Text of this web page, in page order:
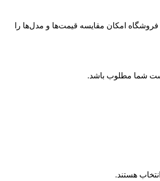
و برچسب ضد تقلب توجه کنید. این فروشگاه امکان مقایسه قیمت‌ها و مدل‌ها را
هستند.